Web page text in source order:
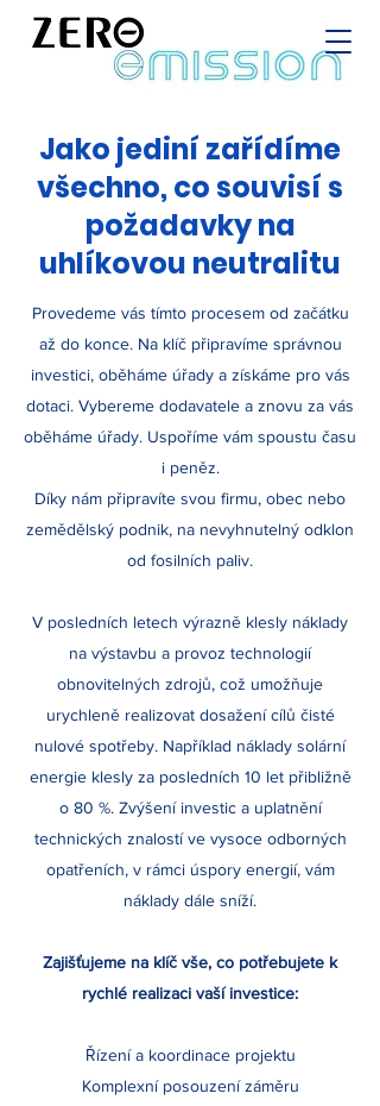
Jako jediní zařídíme
všechno, co souvisí s
požadavky na
uhlíkovou neutralitu
Provedeme vás tímto procesem od začátku
až do konce. Na klíč připravíme správnou
investici, oběháme úřady a získáme pro vás
dotaci. Vybereme dodavatele a znovu za vás
oběháme úřady. Uspoříme vám spoustu času
i peněz.
Díky nám připravíte svou firmu, obec nebo
zemědělský podnik, na nevyhnutelný odklon
od fosilních paliv.
V posledních letech výrazně klesly náklady
na výstavbu a provoz technologií
obnovitelných zdrojů, což umožňuje
urychleně realizovat dosažení cílů čisté
nulové spotřeby. Například náklady solární
energie klesly za posledních 10 let přibližně
o 80 %. Zvýšení investic a uplatnění
technických znalostí ve vysoce odborných
opatřeních, v rámci úspory energií, vám
náklady dále sníží.
Zajišťujeme na klíč vše, co potřebujete k
rychlé realizaci vaší investice:
Řízení a koordinace projektu
Komplexní posouzení záměru